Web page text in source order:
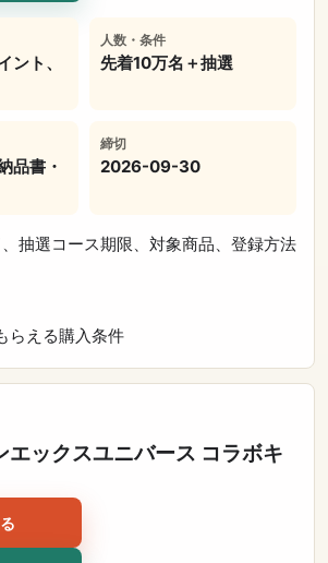
ント、
人数・条件
先着10万名＋抽選
品書・
締切
2026-09-30
抽選コース期限、対象商品、登録方法
らえる購入条件
エックスユニバース コラボキ